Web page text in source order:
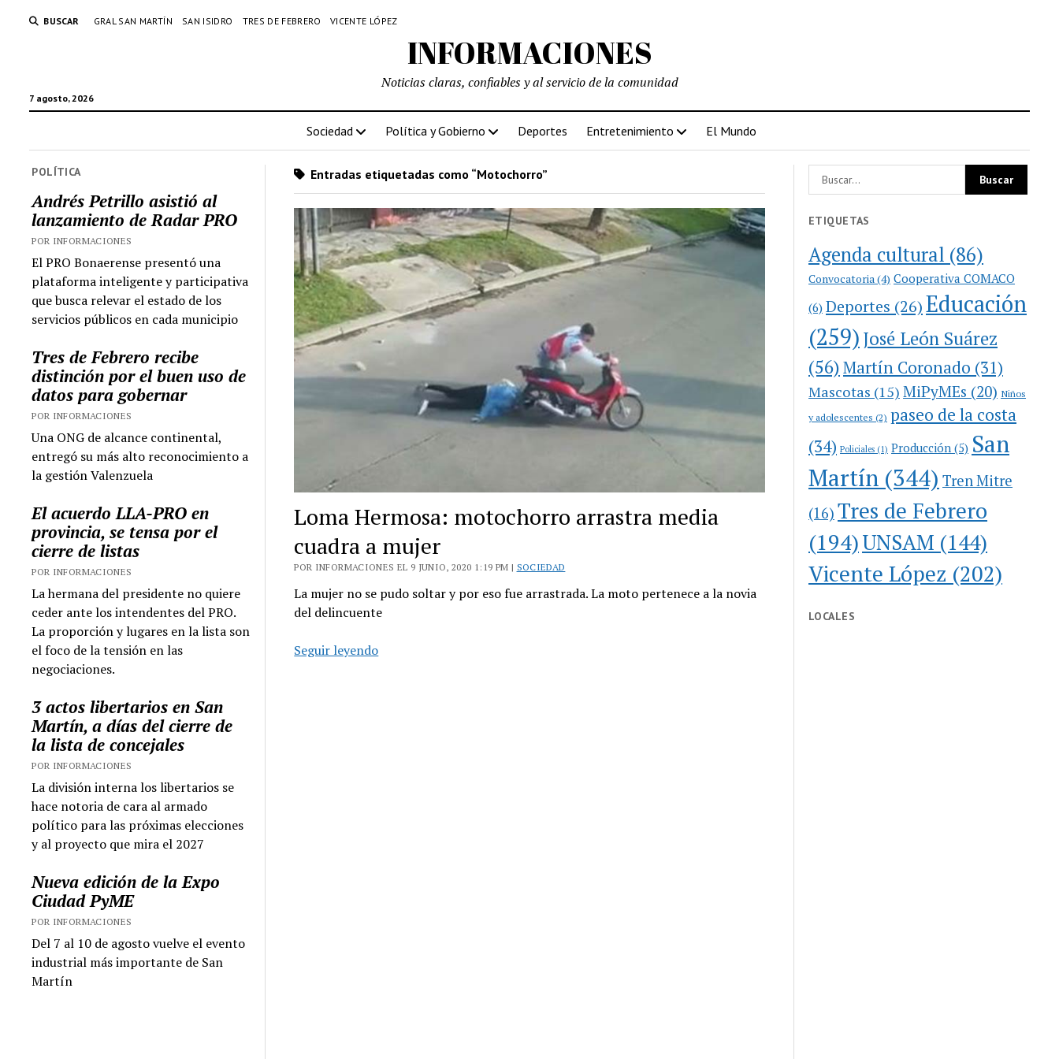
BUSCAR GRAL SAN MARTÍN SAN ISIDRO TRES DE FEBRERO VICENTE LÓPEZ
INFORMACIONES
7 agosto, 2026
Noticias claras, confiables y al servicio de la comunidad
Sociedad Política y Gobierno Deportes Entretenimiento El Mundo
POLÍTICA
Andrés Petrillo asistió al
lanzamiento de Radar PRO
POR INFORMACIONES
El PRO Bonaerense presentó una
plataforma inteligente y participativa
que busca relevar el estado de los
servicios públicos en cada municipio
Tres de Febrero recibe
distinción por el buen uso de
datos para gobernar
POR INFORMACIONES
Una ONG de alcance continental,
entregó su más alto reconocimiento a
la gestión Valenzuela
El acuerdo LLA-PRO en
provincia, se tensa por el
cierre de listas
POR INFORMACIONES
La hermana del presidente no quiere
ceder ante los intendentes del PRO.
La proporción y lugares en la lista son
el foco de la tensión en las
negociaciones.
3 actos libertarios en San
Martín, a días del cierre de
la lista de concejales
POR INFORMACIONES
La división interna los libertarios se
hace notoria de cara al armado
político para las próximas elecciones
y al proyecto que mira el 2027
Nueva edición de la Expo
Ciudad PyME
POR INFORMACIONES
Del 7 al 10 de agosto vuelve el evento
industrial más importante de San
Martín
Entradas etiquetadas como “Motochorro”
Loma Hermosa: motochorro arrastra media
cuadra a mujer
POR INFORMACIONES EL 9 JUNIO, 2020 1:19 PM | SOCIEDAD
La mujer no se pudo soltar y por eso fue arrastrada. La moto pertenece a la novia
del delincuente
Seguir leyendoLoma
ETIQUETAS
Agenda cultural (86)
Convocatoria (4) Cooperativa COMACO
(6) Deportes (26)Educación
(259)José León Suárez
(56)Martín Coronado (31)
Mascotas (15) MiPyMEs (20) Niños
y adolescentes (2) paseo de la costa
(34) Policiales (1) Producción (5) San
Martín (344) Tren Mitre
(16) Tres de Febrero
(194)UNSAM (144)
Vicente López (202)
LOCALES